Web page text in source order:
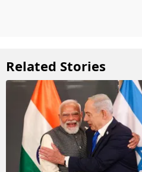
Related Stories